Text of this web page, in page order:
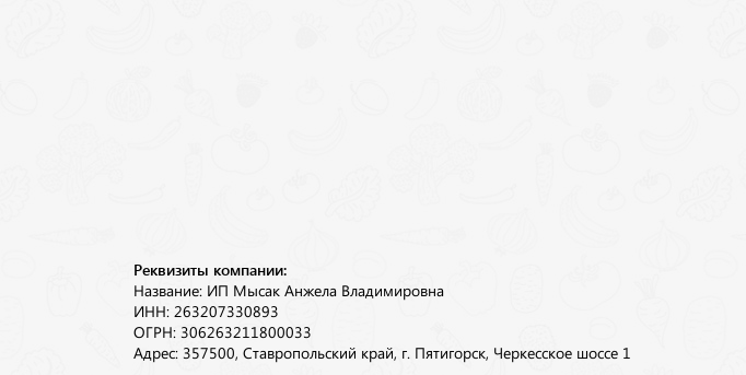
Реквизиты компании:
Название: ИП Мысак Анжела Владимировна
ИНН: 263207330893
ОГРН: 306263211800033
Адрес: 357500, Ставропольский край, г. Пятигорск, Черкесское шоссе 1